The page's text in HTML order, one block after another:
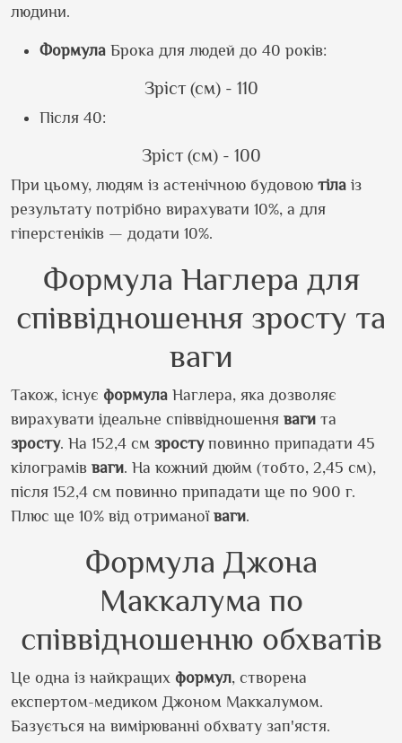
людини.
Формула Брока для людей до 40 років:
Зріст (см) - 110
Після 40:
Зріст (см) - 100
При цьому, людям із астенічною будовою тіла із
результату потрібно вирахувати 10%, а для
гіперстеніків — додати 10%.
Формула Наглера для
співвідношення зросту та
ваги
Також, існує формула Наглера, яка дозволяє
вирахувати ідеальне співвідношення ваги та
зросту. На 152,4 см зроступовинно припадати 45
кілограмів ваги. На кожний дюйм (тобто, 2,45 см),
після 152,4 см повинно припадати ще по 900 г.
Плюс ще 10% від отриманої ваги.
Формула Джона
Маккалума по
співвідношенню обхватів
Це одна із найкращих формул, створена
експертом-медиком Джоном Маккалумом.
Базується на вимірюванні обхвату зап'ястя.